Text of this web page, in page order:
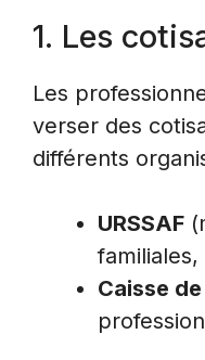
1. Les
Les
verser des
différents
URSSAF
familiales,
Caisse
profession